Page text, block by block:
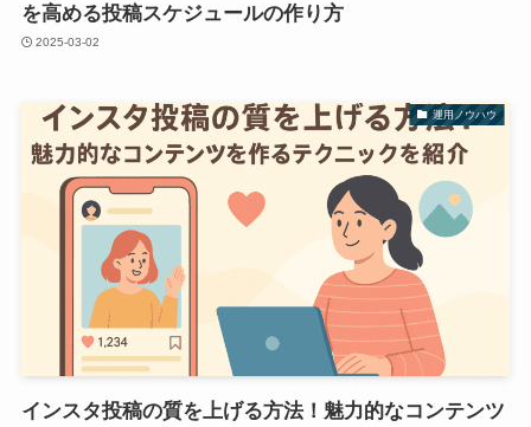
を高める投稿スケジュールの作り方
2025-03-02
運用ノウハウ
インスタ投稿の質を上げる方法！魅力的なコンテンツ